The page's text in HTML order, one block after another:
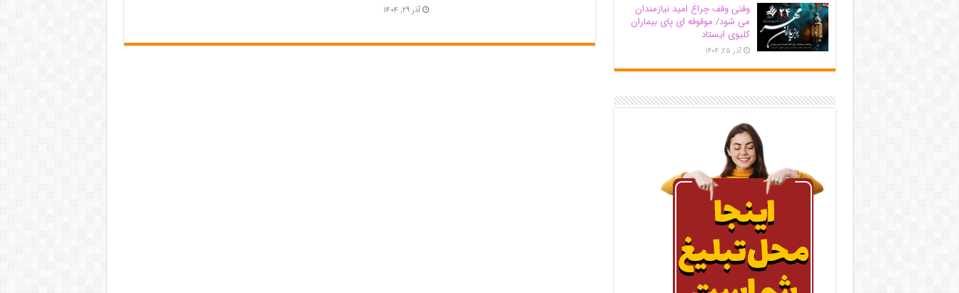
آذر ۲۹, ۱۴۰۴
وقتی وقف چراغ امید نیازمندان
می شود/ موقوفه ای پای بیماران
کلیوی ایستاد
آذر ۲۵, ۱۴۰۴